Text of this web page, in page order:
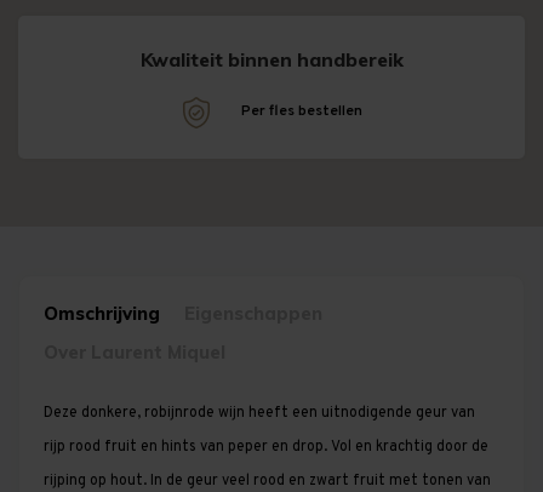
Kwaliteit binnen handbereik
Per fles bestellen
Omschrijving
Deze donkere, robijnrode wijn heeft een uitnodigende geur van
rijp rood fruit en hints van peper en drop. Vol en krachtig door de
rijping op hout. In de geur veel rood en zwart fruit met tonen van